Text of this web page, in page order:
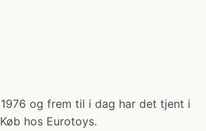
og frem til i dag har det tjent i
hos Eurotoys.